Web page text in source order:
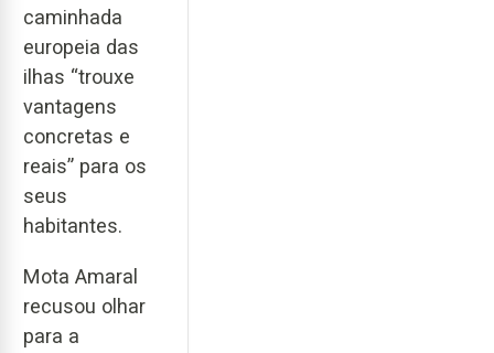
caminhada
europeia das
ilhas “trouxe
vantagens
concretas e
reais” para os
seus
habitantes.
Mota Amaral
recusou olhar
para a